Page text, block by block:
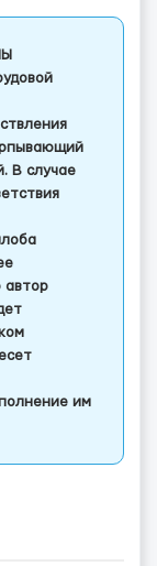
В случае
автор
им